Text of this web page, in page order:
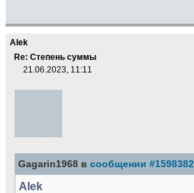
Alek
Re: Степень суммы
21.06.2023, 11:11
Gagarin1968 в сообщении #1598382
Alek